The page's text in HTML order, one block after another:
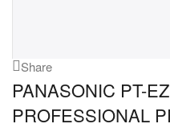
Share
PANASONIC PT-
PROFESSIONAL